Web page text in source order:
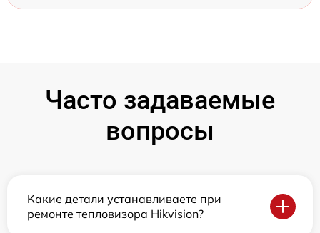
Часто задаваемые
вопросы
Какие детали устанавливаете при
ремонте тепловизора Hikvision?